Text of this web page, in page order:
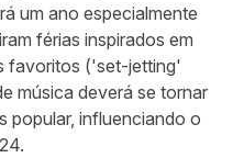
um ano especialmente
férias inspirados em
favoritos ('set-jetting'
música deverá se tornar
popular, influenciando o